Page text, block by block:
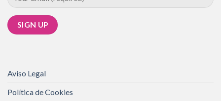
Aviso Legal
Política de Cookies